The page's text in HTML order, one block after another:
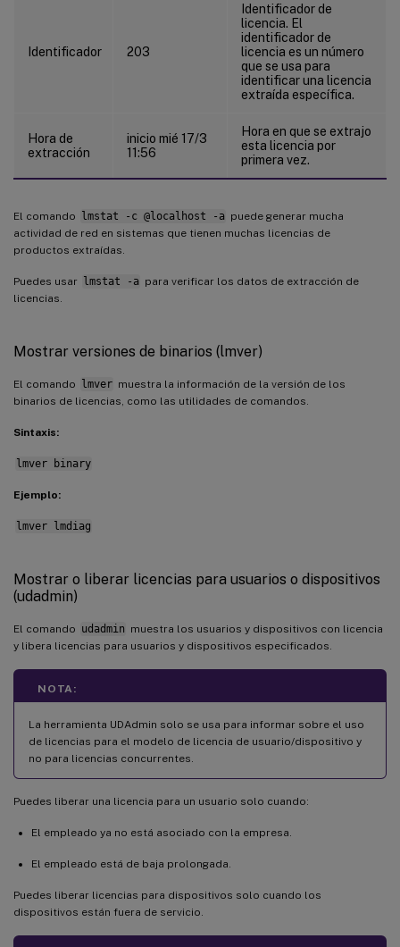
Identificador 203
Identificador de
licencia. El
identificador de
licencia es un número
que se usa para
identificar una licencia
extraída específica.
Hora de
extracción
inicio mié 17/3
11:56
Hora en que se extrajo
esta licencia por
primera vez.
El comando lmstat -c @localhost -a puede generar mucha
actividad de red en sistemas que tienen muchas licencias de
productos extraídas.
Puedes usar lmstat -a para verificar los datos de extracción de
licencias.
Mostrar versiones de binarios (lmver)
El comando lmver muestra la información de la versión de los
binarios de licencias, como las utilidades de comandos.
Sintaxis:
lmver binary
Ejemplo:
lmver lmdiag
Mostrar o liberar licencias para usuarios o dispositivos
(udadmin)
El comando udadmin muestra los usuarios y dispositivos con licencia
y libera licencias para usuarios y dispositivos especificados.
NOTA:
La herramienta UDAdmin solo se usa para informar sobre el uso
de licencias para el modelo de licencia de usuario/dispositivo y
no para licencias concurrentes.
Puedes liberar una licencia para un usuario solo cuando:
El empleado ya no está asociado con la empresa.
El empleado está de baja prolongada.
Puedes liberar licencias para dispositivos solo cuando los
dispositivos están fuera de servicio.